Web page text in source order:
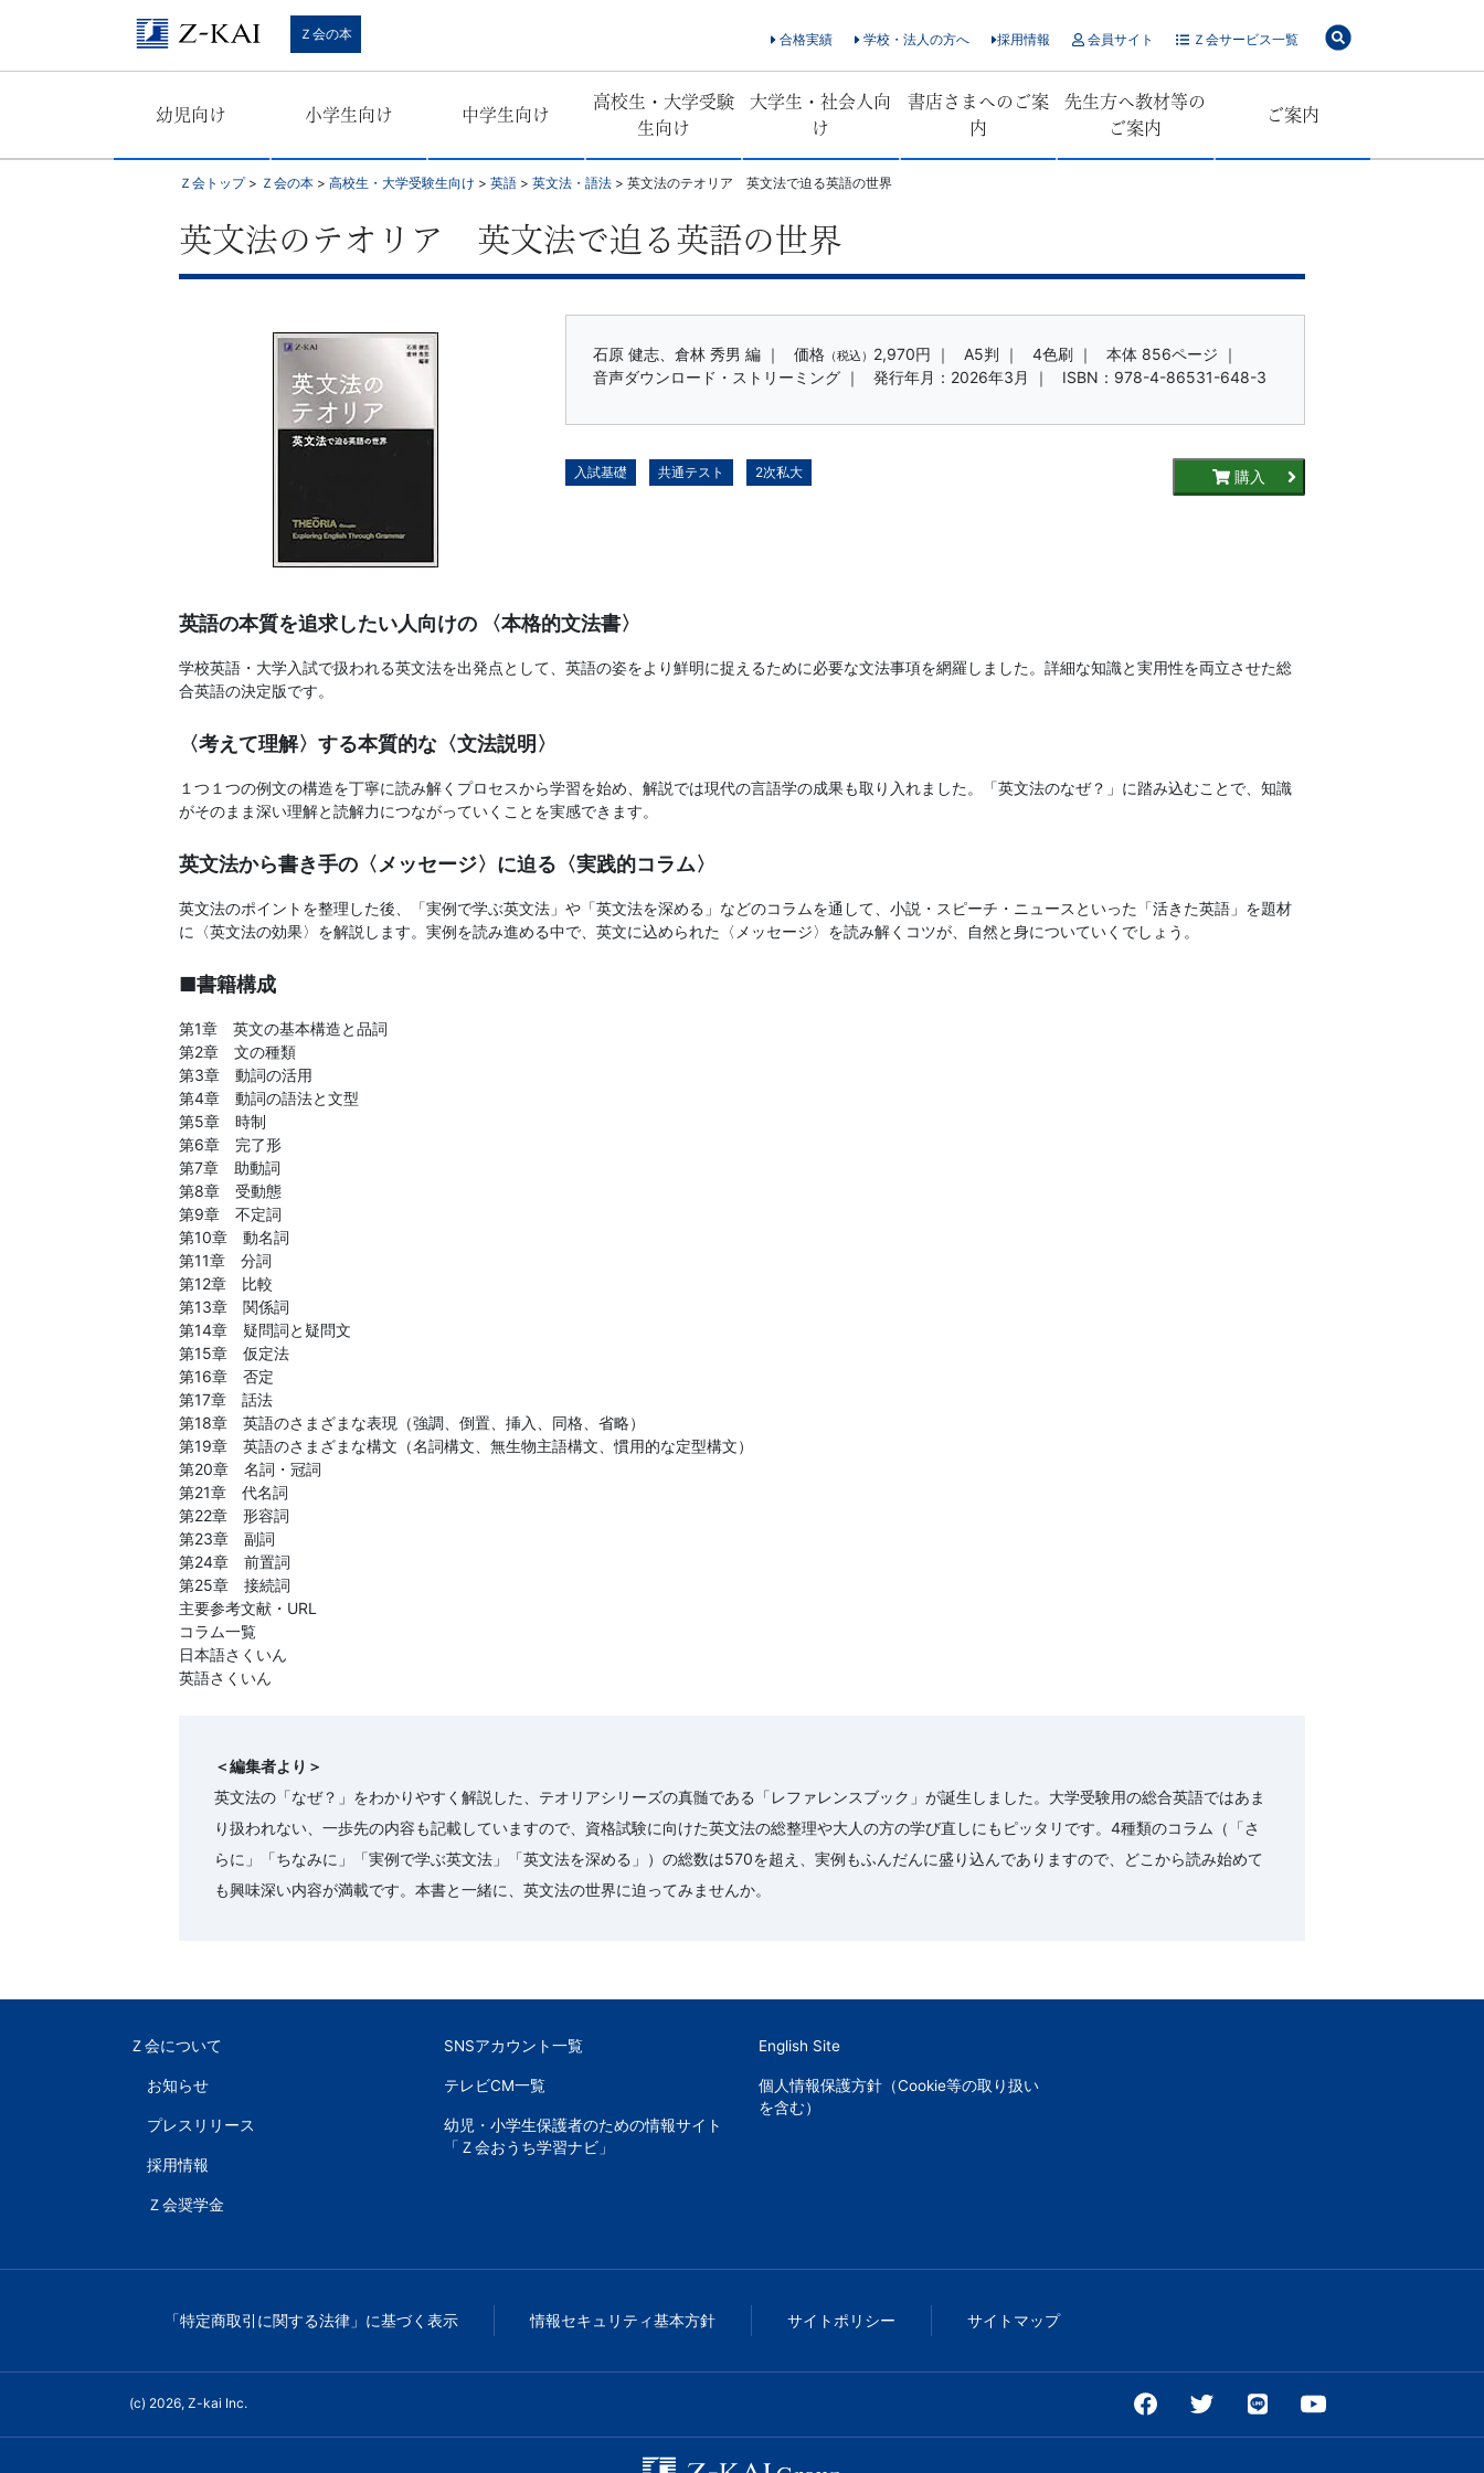
習
Ｚ会の本 合格実績 学校・法人の方へ 採用情報 会員サイト Ｚ会サービス一覧
幼児向け 小学生向け 中学生向け
高校生・大学受験
生向け
大学生・社会人向
け
書店さまへのご案
内
先生方へ教材等の
ご案内
ご案内
Ｚ会トップ> Ｚ会の本 > 高校生・大学受験生向け > 英語 > 英文法・語法 > 英文法のテオリア 英文法で迫る英語の世界
英文法のテオリア 英文法で迫る英語の世界
石原 健志、倉林 秀男 編 ｜ 価格 （税込） 2,970円 ｜ A5判 ｜ 4色刷 ｜
本体 856ページ ｜
音声ダウンロード・ストリーミング ｜
発行年月：2026年3月 ｜ ISBN：978-4-86531-648-3
入試基礎 共通テスト 2次私大 購入
英語の本質を追求したい人向けの 〈本格的文法書〉
学校英語・大学入試で扱われる英文法を出発点として、英語の姿をより鮮明に捉えるために必要な文法事項を網羅しました。詳細な知識と実用性を両立させた総
合英語の決定版です。
〈考えて理解〉する本質的な〈文法説明〉
１つ１つの例文の構造を丁寧に読み解くプロセスから学習を始め、解説では現代の言語学の成果も取り入れました。「英文法のなぜ？」に踏み込むことで、知識
がそのまま深い理解と読解力につながっていくことを実感できます。
英文法から書き手の〈メッセージ〉に迫る〈実践的コラム〉
英文法のポイントを整理した後、「実例で学ぶ英文法」や「英文法を深める」などのコラムを通して、小説・スピーチ・ニュースといった「活きた英語」を題材
に〈英文法の効果〉を解説します。実例を読み進める中で、英文に込められた〈メッセージ〉を読み解くコツが、自然と身についていくでしょう。
■書籍構成
第1章 英文の基本構造と品詞
第2章 文の種類
第3章 動詞の活用
第4章 動詞の語法と文型
第5章 時制
第6章 完了形
第7章 助動詞
第8章 受動態
第9章 不定詞
第10章 動名詞
第11章 分詞
第12章 比較
第13章 関係詞
第14章 疑問詞と疑問文
第15章 仮定法
第16章 否定
第17章 話法
第18章 英語のさまざまな表現（強調、倒置、挿入、同格、省略）
第19章 英語のさまざまな構文（名詞構文、無生物主語構文、慣用的な定型構文）
第20章 名詞・冠詞
第21章 代名詞
第22章 形容詞
第23章 副詞
第24章 前置詞
第25章 接続詞
主要参考文献・URL
コラム一覧
日本語さくいん
英語さくいん
＜編集者より＞
英文法の「なぜ？」をわかりやすく解説した、テオリアシリーズの真髄である「レファレンスブック」が誕生しました。大学受験用の総合英語ではあま
り扱われない、一歩先の内容も記載していますので、資格試験に向けた英文法の総整理や大人の方の学び直しにもピッタリです。4種類のコラム（「さ
らに」「ちなみに」「実例で学ぶ英文法」「英文法を深める」）の総数は570を超え、実例もふんだんに盛り込んでありますので、どこから読み始めて
も興味深い内容が満載です。本書と一緒に、英文法の世界に迫ってみませんか。
Ｚ会について
お知らせ
プレスリリース
採用情報
Ｚ会奨学金
SNSアカウント一覧
テレビCM一覧
幼児・小学生保護者のための情報サイト
「Ｚ会おうち学習ナビ」
English Site
個人情報保護方針（Cookie等の取り扱い
を含む）
「特定商取引に関する法律」に基づく表示 情報セキュリティ基本方針 サイトポリシー サイトマップ
(c) 2026, Z-kai Inc.